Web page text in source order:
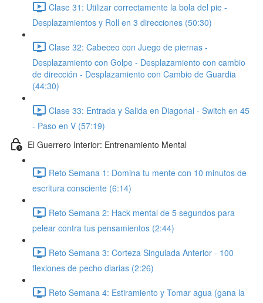
Clase 31: Utilizar correctamente la bola del pie -
Desplazamientos y Roll en 3 direcciones (50:30)
Clase 32: Cabeceo con Juego de piernas -
Desplazamiento con Golpe - Desplazamiento con cambio
de dirección - Desplazamiento con Cambio de Guardia
(44:30)
Clase 33: Entrada y Salida en Diagonal - Switch en 45
- Paso en V (57:19)
El Guerrero Interior: Entrenamiento Mental
Reto Semana 1: Domina tu mente con 10 minutos de
escritura consciente (6:14)
Reto Semana 2: Hack mental de 5 segundos para
pelear contra tus pensamientos (2:44)
Reto Semana 3: Corteza Singulada Anterior - 100
flexiones de pecho diarias (2:26)
Reto Semana 4: Estiramiento y Tomar agua (gana la